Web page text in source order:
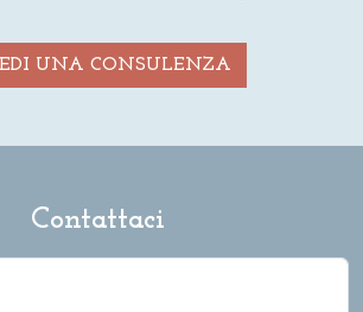
UNA CONSULENZA
Contattaci